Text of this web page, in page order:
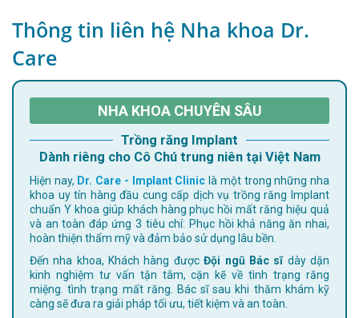
Thông tin liên hệ Nha khoa Dr.
Care
NHA KHOA CHUYÊN SÂU
Trồng răng Implant
Dành riêng cho Cô Chú trung niên tại Việt Nam
Hiện nay, Dr. Care - Implant Clinic là một trong những nha
khoa uy tín hàng đầu cung cấp dịch vụ trồng răng Implant
chuẩn Y khoa giúp khách hàng phục hồi mất răng hiệu quả
và an toàn đáp ứng 3 tiêu chí: Phục hồi khả năng ăn nhai,
hoàn thiện thẩm mỹ và đảm bảo sử dụng lâu bền.
Đến nha khoa, Khách hàng đượcĐội ngũ Bác sĩdày dặn
kinh nghiệm tư vấn tận tâm, cặn kẽ về tình trạng răng
miệng. tình trạng mất răng. Bác sĩ sau khi thăm khám kỹ
càng sẽ đưa ra giải pháp tối ưu, tiết kiệm và an toàn.